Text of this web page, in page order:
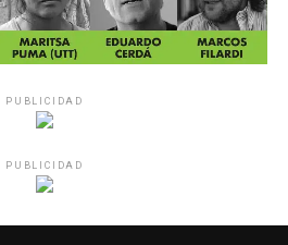
PUBLICIDAD
PUBLICIDAD
MU 1